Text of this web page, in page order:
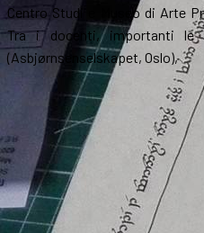
Centro Studi e Museo di Arte
Tra i docenti, importanti le
(Asbjørnsenselskapet, Oslo),